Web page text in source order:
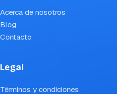
Acerca de nosotros
Blog
Contacto
Legal
Términos y condiciones